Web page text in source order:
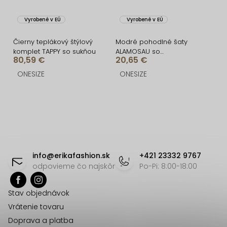
Vyrobené v EÚ
Čierny teplákový štýlový
komplet TAPPY so sukňou
80,59 €
ONESIZE
Vyrobené v EÚ
Modré pohodlné šaty
ALAMOSAU so
zaväzovaním
20,65 €
ONESIZE
a
info@erikafashion.sk
odpovieme čo najskôr
+421 23332 9767
Po-Pi: 8:00-18:00
Stav objednávok
Vrátenie tovaru
Doprava a platba